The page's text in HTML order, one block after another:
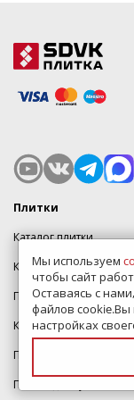
Плитки
Каталог плитки
Керамическая плитка
Плитка для ванной
Керамогранит
Плитка для пола
Плитка для кухни
Мы используем
чтобы сайт
Оставаясь с
файлов cookie.Вы
настройках